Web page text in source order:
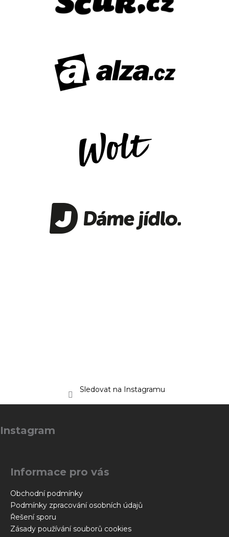
Sledovat na Instagramu
á
p
Instagram
Informace pro vás
Obchodní podmínky
Podmínky zpracování osobních údajů
Řešení sporu
Zásady používání souborů cookies